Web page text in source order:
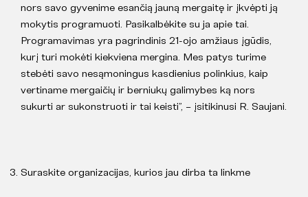
nors savo gyvenime esančią jauną mergaitę ir įkvėpti ją
mokytis programuoti. Pasikalbėkite su ja apie tai.
Programavimas yra pagrindinis 21-ojo amžiaus įgūdis,
kurį turi mokėti kiekviena mergina. Mes patys turime
stebėti savo nesąmoningus kasdienius polinkius, kaip
vertiname mergaičių ir berniukų galimybes ką nors
sukurti ar sukonstruoti ir tai keisti”, – įsitikinusi R. Saujani.
Suraskite organizacijas, kurios jau dirba ta linkme